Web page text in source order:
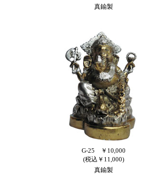
真鍮製
G-25 ￥10,000
(税込￥11,000)
真鍮製